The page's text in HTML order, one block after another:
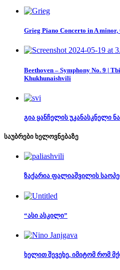
Grieg Piano Concerto in A minor,
Beethoven – Symphony No. 9 |
Khukhunaishvili
გია ყანჩელის უკანასკნელი
საუბრები ხელოვნებაზე
ზაქარია ფალიაშვილის
“ასი ასკილი”
ხელით შევეხე, იმიტომ რომ